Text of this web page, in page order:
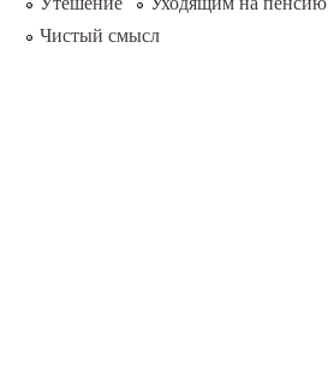
Чистый смысл